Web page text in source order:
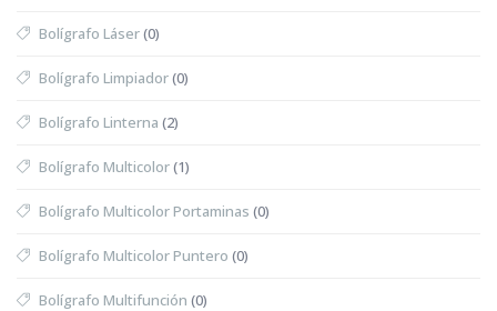
Bolígrafo Láser(0)
Bolígrafo Limpiador(0)
Bolígrafo Linterna (2)
Bolígrafo Multicolor(1)
Bolígrafo Multicolor Portaminas (0)
Bolígrafo Multicolor Puntero (0)
Bolígrafo Multifunción (0)